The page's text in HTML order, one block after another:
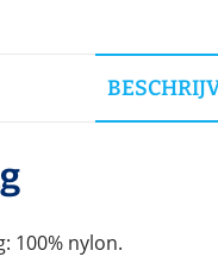
100% nylon.